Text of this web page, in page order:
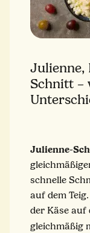
Julienne,
Schnitt –
Julienne-
schnelle
auf dem
der Käse auf
gleichmäßig